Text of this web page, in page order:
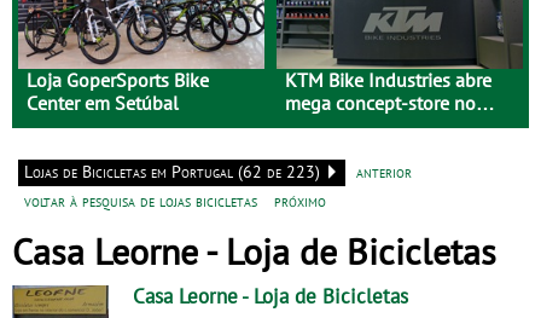
Loja GoperSports Bike
Center em Setúbal
KTM Bike Industries abre
mega concept-store no
Porto
Lojas de Bicicletas em Portugal (62 de 223)
anterior
voltar à pesquisa de lojas bicicletas
próximo
Casa Leorne - Loja de Bicicletas
Casa Leorne- Loja de Bicicletas